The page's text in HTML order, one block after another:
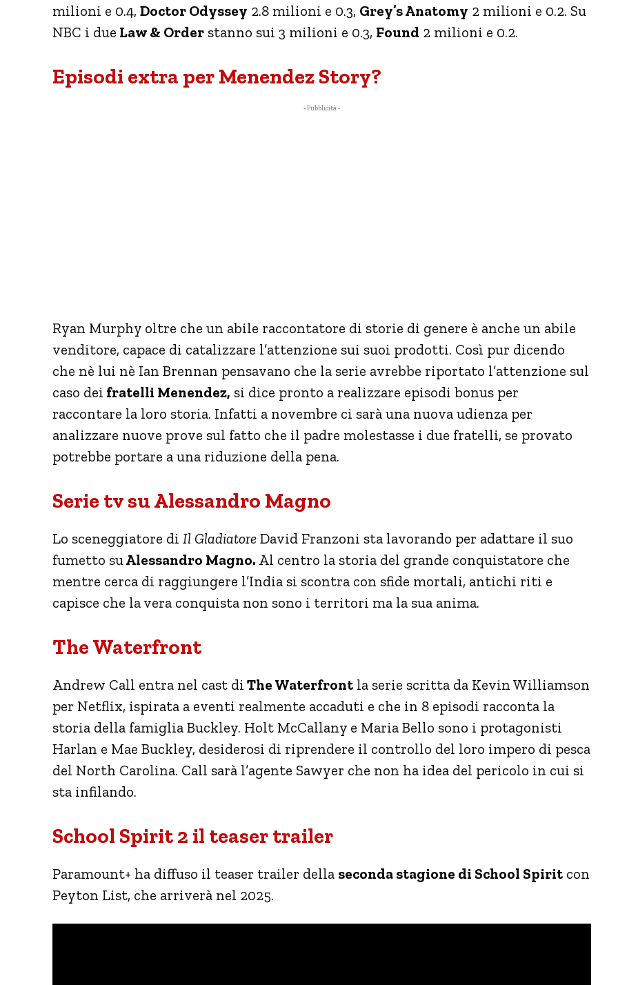
milioni e 0.4, Doctor Odyssey 2.8 milioni e 0.3, Grey’s Anatomy 2 milioni e 0.2. Su
NBC i due Law & Order stanno sui 3 milioni e 0.3, Found 2 milioni e 0.2.
Episodi extra per Menendez Story?
- Pubblicità -
Ryan Murphy oltre che un abile raccontatore di storie di genere è anche un abile
venditore, capace di catalizzare l’attenzione sui suoi prodotti. Così pur dicendo
che nè lui nè Ian Brennan pensavano che la serie avrebbe riportato l’attenzione sul
caso dei fratelli Menendez, si dice pronto a realizzare episodi bonus per
raccontare la loro storia. Infatti a novembre ci sarà una nuova udienza per
analizzare nuove prove sul fatto che il padre molestasse i due fratelli, se provato
potrebbe portare a una riduzione della pena.
Serie tv su Alessandro Magno
Lo sceneggiatore di Il Gladiatore David Franzoni sta lavorando per adattare il suo
fumetto suAlessandro Magno. Al centro la storia del grande conquistatore che
mentre cerca di raggiungere l’India si scontra con sfide mortali, antichi riti e
capisce che la vera conquista non sono i territori ma la sua anima.
The Waterfront
Andrew Call entra nel cast di The Waterfront la serie scritta da Kevin Williamson
per Netflix, ispirata a eventi realmente accaduti e che in 8 episodi racconta la
storia della famiglia Buckley. Holt McCallany e Maria Bello sono i protagonisti
Harlan e Mae Buckley, desiderosi di riprendere il controllo del loro impero di pesca
del North Carolina. Call sarà l’agente Sawyer che non ha idea del pericolo in cui si
sta infilando.
School Spirit 2 il teaser trailer
Paramount+ ha diffuso il teaser trailer della seconda stagione di School Spirit con
Peyton List, che arriverà nel 2025.